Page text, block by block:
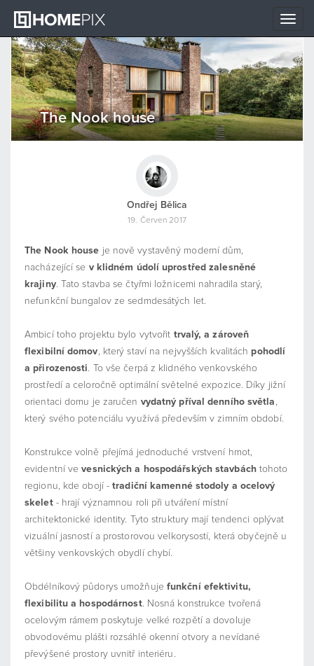
Toggle
The Nook house
Ondřej Bělica
19. Červen 2017
The Nook house je nově vystavěný moderní dům,
nacházející se v klidném údolí uprostřed zalesněné
krajiny. Tato stavba se čtyřmi ložnicemi nahradila starý,
nefunkční bungalov ze sedmdesátých let.
Ambicí toho projektu bylo vytvořit trvalý, a zároveň
flexibilní domov, který staví na nejvyšších kvalitách pohodlí
a přirozenosti. To vše čerpá z klidného venkovského
prostředí a celoročně optimální světelné expozice. Díky jižní
orientaci domu je zaručen vydatný příval denního světla ,
který svého potenciálu využívá především v zimním období.
Konstrukce volně přejímá jednoduché vrstvení hmot,
evidentní vevesnických a hospodářských stavbáchtohoto
regionu, kde obojí -tradiční kamenné stodoly a ocelový
skelet- hrají významnou roli při utváření místní
architektonické identity. Tyto struktury mají tendenci oplývat
vizuální jasností a prostorovou velkorysostí, která obyčejně u
většiny venkovských obydlí chybí.
Obdélníkový půdorys umožňuje funkční efektivitu,
flexibilitu a hospodárnost. Nosná konstrukce tvořená
ocelovým rámem poskytuje velké rozpětí a dovoluje
obvodovému plášti rozsáhlé okenní otvory a nevídané
převýšené prostory uvnitř interiéru.